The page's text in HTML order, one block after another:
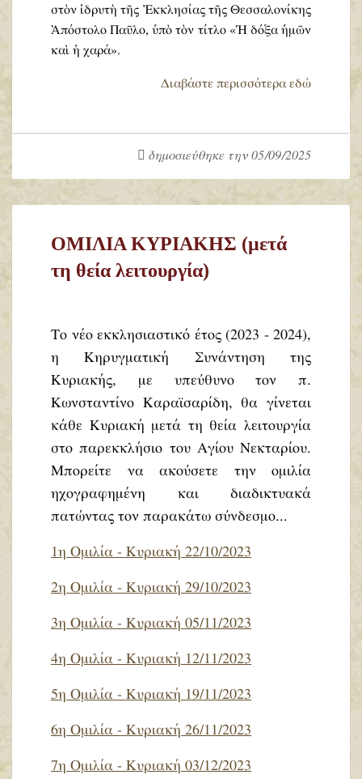
στὸν ἱδρυτὴ τῆς Ἐκκλησίας τῆς Θεσσαλονίκης
Ἀπόστολο Παῦλο, ὑπὸ τὸν τίτλο «Ἡ δόξα ἡμῶν
καὶ ἡ χαρά».
Διαβάστε περισσότερα εδώ
δημοσιεύθηκε την 05/09/2025
ΟΜΙΛΙΑ ΚΥΡΙΑΚΗΣ (μετά
τη θεία λειτουργία)
Το νέο εκκλησιαστικό έτος (2023 - 2024),
η Κηρυγματική Συνάντηση της
Κυριακής, με υπεύθυνο τον π.
Κωνσταντίνο Καραϊσαρίδη, θα γίνεται
κάθε Κυριακή μετά τη θεία λειτουργία
στο παρεκκλήσιο του Αγίου Νεκταρίου.
Μπορείτε να ακούσετε την ομιλία
ηχογραφημένη και διαδικτυακά
πατώντας τον παρακάτω σύνδεσμο...
1η Ομιλία - Κυριακή 22/10/2023
2η Ομιλία - Κυριακή 29/10/2023
3η Ομιλία - Κυριακή 05/11/2023
4η Ομιλία - Κυριακή 12/11/2023
5η Ομιλία - Κυριακή 19/11/2023
6η Ομιλία - Κυριακή 26/11/2023
7η Ομιλία - Κυριακή 03/12/2023